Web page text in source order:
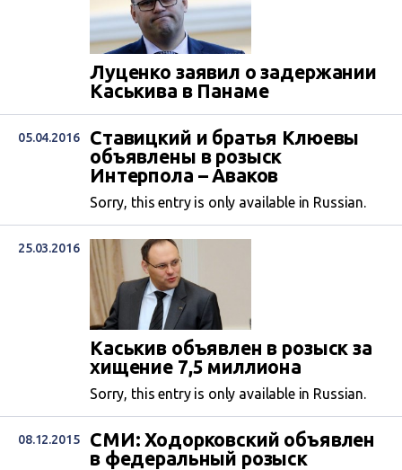
Луценко заявил о задержании
Каськива в Панаме
05.04.2016
Ставицкий и братья Клюевы
объявлены в розыск
Интерпола – Аваков
Sorry, this entry is only available in Russian.
25.03.2016
Каськив объявлен в розыск за
хищение 7,5 миллиона
Sorry, this entry is only available in Russian.
08.12.2015
СМИ: Ходорковский объявлен
в федеральный розыск